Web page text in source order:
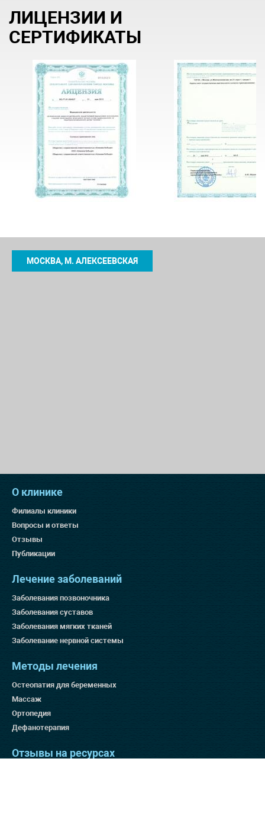
ЛИЦЕНЗИИ И
СЕРТИФИКАТЫ
МОСКВА, М. АЛЕКСЕЕВСКАЯ
О клинике
Филиалы клиники
Вопросы и ответы
Отзывы
Публикации
Лечение заболеваний
Заболевания позвоночника
Заболевания суставов
Заболевания мягких тканей
Заболевание нервной системы
Методы лечения
Остеопатия для беременных
Массаж
Ортопедия
Дефанотерапия
Отзывы на ресурсах